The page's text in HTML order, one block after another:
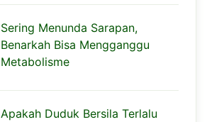
Sering Menunda Sarapan,
Benarkah Bisa Mengganggu
Metabolisme
Apakah Duduk Bersila Terlalu